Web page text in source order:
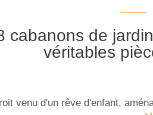
cabanons de
véritables
venu d'un rêve d'enfant,